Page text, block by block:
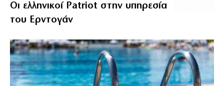
Οι ελληνικοί Patriot στην υπηρεσία
του Ερντογάν